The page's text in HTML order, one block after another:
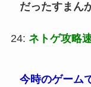
だったすまん
24: ネトゲ攻略
今時のゲーム